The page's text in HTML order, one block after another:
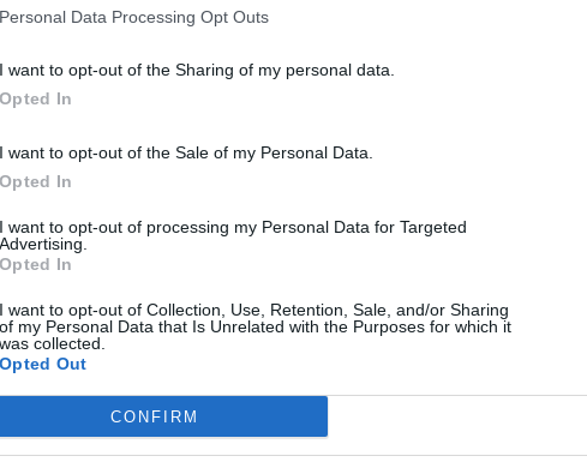
Personal Data Processing Opt Outs
I want to opt-out of the Sharing of my personal data.
Opted In
I want to opt-out of the Sale of my Personal Data.
Opted In
I want to opt-out of processing my Personal Data for Targeted
Advertising.
Opted In
I want to opt-out of Collection, Use, Retention, Sale, and/or Sharing
of my Personal Data that Is Unrelated with the Purposes for which it
was collected.
Opted Out
CONFIRM
a
català de natació de la Federació ACELL